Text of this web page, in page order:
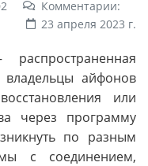
Комментарии:
23 апреля 2023 г.
айфонов
или
через программу
по разным
с соединением,